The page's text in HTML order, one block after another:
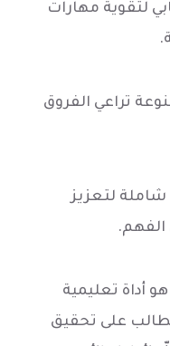
لتقوية مهارات
تراعي الفروق
شاملة لتعزيز
هو أداة تعليمية
على تحقيق